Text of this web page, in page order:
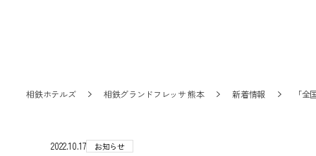
相鉄ホテルズ 相鉄グランドフレッサ 熊本 新着情報 「
2022.10.17 お知らせ